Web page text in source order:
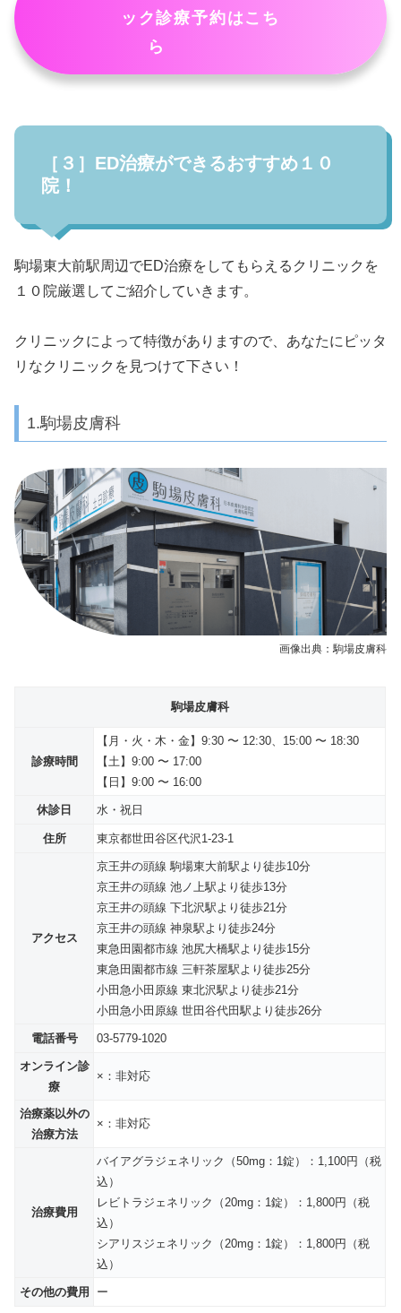
ック診療予約はこち
ら
［３］ED治療ができるおすすめ１０
院！
駒場東大前駅周辺でED治療をしてもらえるクリニックを
１０院厳選してご紹介していきます。
クリニックによって特徴がありますので、あなたにピッタ
リなクリニックを見つけて下さい！
1.駒場皮膚科
画像出典：駒場皮膚科
駒場皮膚科
診療時間
【 月・火・木・金】9:30 〜 12:30、15:00 〜 18:30
【土】9:00 〜 17:00
【日】9:00 〜 16:00
休診日 水・祝日
住所 東京都世田谷区代沢1-23-1
アクセス
京王井の頭線 駒場東大前駅より徒歩10分
京王井の頭線 池ノ上駅より徒歩13分
京王井の頭線 下北沢駅より徒歩21分
京王井の頭線 神泉駅より徒歩24分
東急田園都市線 池尻大橋駅より徒歩15分
東急田園都市線 三軒茶屋駅より徒歩25分
小田急小田原線 東北沢駅より徒歩21分
小田急小田原線 世田谷代田駅より徒歩26分
電話番号 03-5779-1020
オンライン診
療
×：非対応
治療薬以外の
治療方法
×：非対応
治療費用
バイアグラジェネリック（50mg：1錠）：1,100円（税
込）
レビトラジェネリック（20mg：1錠）：1,800円（税
込）
シアリスジェネリック（20mg：1錠）：1,800円（税
込）
その他の費用 ー